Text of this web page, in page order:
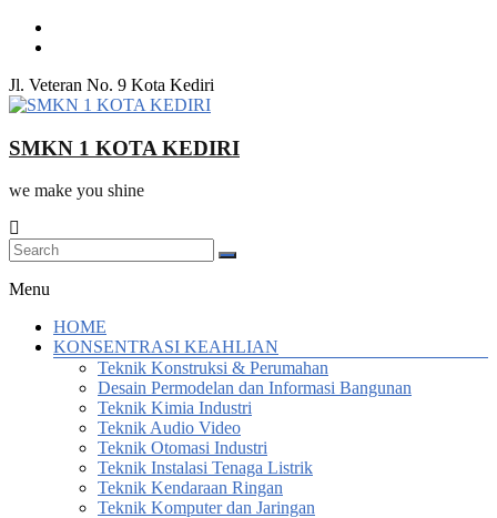
Skip
Jl. Veteran No. 9 Kota Kediri
SMKN 1 KOTA KEDIRI
we make you shine
Menu
HOME
KONSENTRASI KEAHLIAN
Teknik Konstruksi & Perumahan
Desain Permodelan dan Informasi Bangunan
Teknik Kimia Industri
Teknik Audio Video
Teknik Otomasi Industri
Teknik Instalasi Tenaga Listrik
Teknik Kendaraan Ringan
Teknik Komputer dan Jaringan